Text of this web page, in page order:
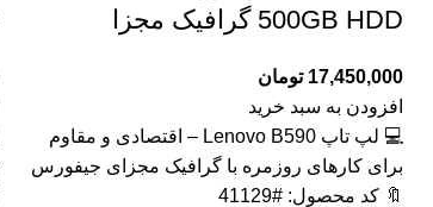
500GB HDD گرافیک مجزا
17,450,000 تومان
افزودن به سبد خرید
💻 لپ تاپ Lenovo B590 – اقتصادی و مقاوم
برای کارهای روزمره با گرافیک مجزای جیفورس
🔖 کد محصول: #41129